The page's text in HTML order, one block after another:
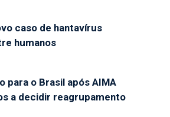
caso de hantavírus
humanos
para o Brasil após AIMA
a decidir reagrupamento